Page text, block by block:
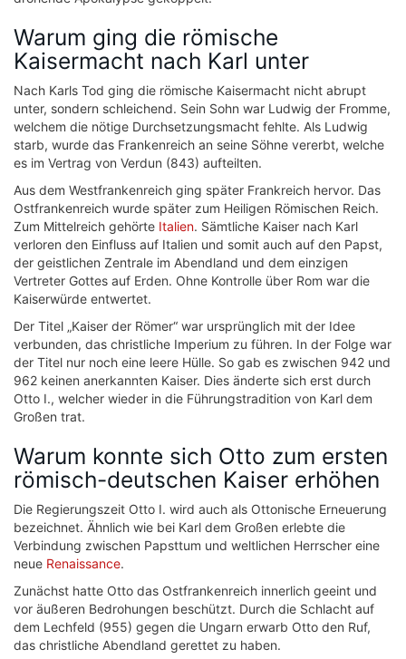
Warum ging die römische
Kaisermacht nach Karl unter
Nach Karls Tod ging die römische Kaisermacht nicht abrupt
unter, sondern schleichend. Sein Sohn war Ludwig der Fromme,
welchem die nötige Durchsetzungsmacht fehlte. Als Ludwig
starb, wurde das Frankenreich an seine Söhne vererbt, welche
es im Vertrag von Verdun (843) aufteilten.
Aus dem Westfrankenreich ging später Frankreich hervor. Das
Ostfrankenreich wurde später zum Heiligen Römischen Reich.
Zum Mittelreich gehörte Italien. Sämtliche Kaiser nach Karl
verloren den Einfluss auf Italien und somit auch auf den Papst,
der geistlichen Zentrale im Abendland und dem einzigen
Vertreter Gottes auf Erden. Ohne Kontrolle über Rom war die
Kaiserwürde entwertet.
Der Titel „Kaiser der Römer“ war ursprünglich mit der Idee
verbunden, das christliche Imperium zu führen. In der Folge war
der Titel nur noch eine leere Hülle. So gab es zwischen 942 und
962 keinen anerkannten Kaiser. Dies änderte sich erst durch
Otto I., welcher wieder in die Führungstradition von Karl dem
Großen trat.
Warum konnte sich Otto zum ersten
römisch-deutschen Kaiser erhöhen
Die Regierungszeit Otto I. wird auch als Ottonische Erneuerung
bezeichnet. Ähnlich wie bei Karl dem Großen erlebte die
Verbindung zwischen Papsttum und weltlichen Herrscher eine
neue Renaissance.
Zunächst hatte Otto das Ostfrankenreich innerlich geeint und
vor äußeren Bedrohungen beschützt. Durch die Schlacht auf
dem Lechfeld (955) gegen die Ungarn erwarb Otto den Ruf,
das christliche Abendland gerettet zu haben.